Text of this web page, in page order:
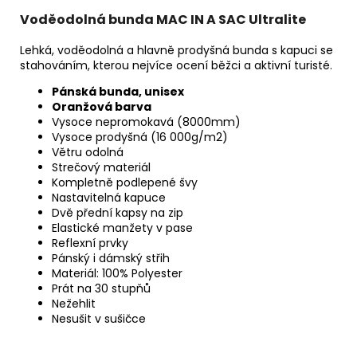
Voděodolná bunda MAC IN A SAC Ultralite
Lehká, voděodolná a hlavně prodyšná bunda s kapuci se
stahováním, kterou nejvíce ocení běžci a aktivní turisté.
Pánská bunda, unisex
Oranžová barva
Vysoce nepromokavá (8000mm)
Vysoce prodyšná (16 000g/m2)
Větru odolná
Strečový materiál
Kompletně podlepené švy
Nastavitelná kapuce
Dvě přední kapsy na zip
Elastické manžety v pase
Reflexní prvky
Pánský i dámský střih
Materiál: 100% Polyester
Prát na 30 stupňů
Nežehlit
Nesušit v sušičce